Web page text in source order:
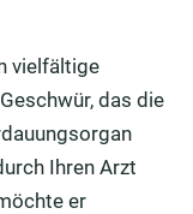
vielfältige
das die
Ihren Arzt
er